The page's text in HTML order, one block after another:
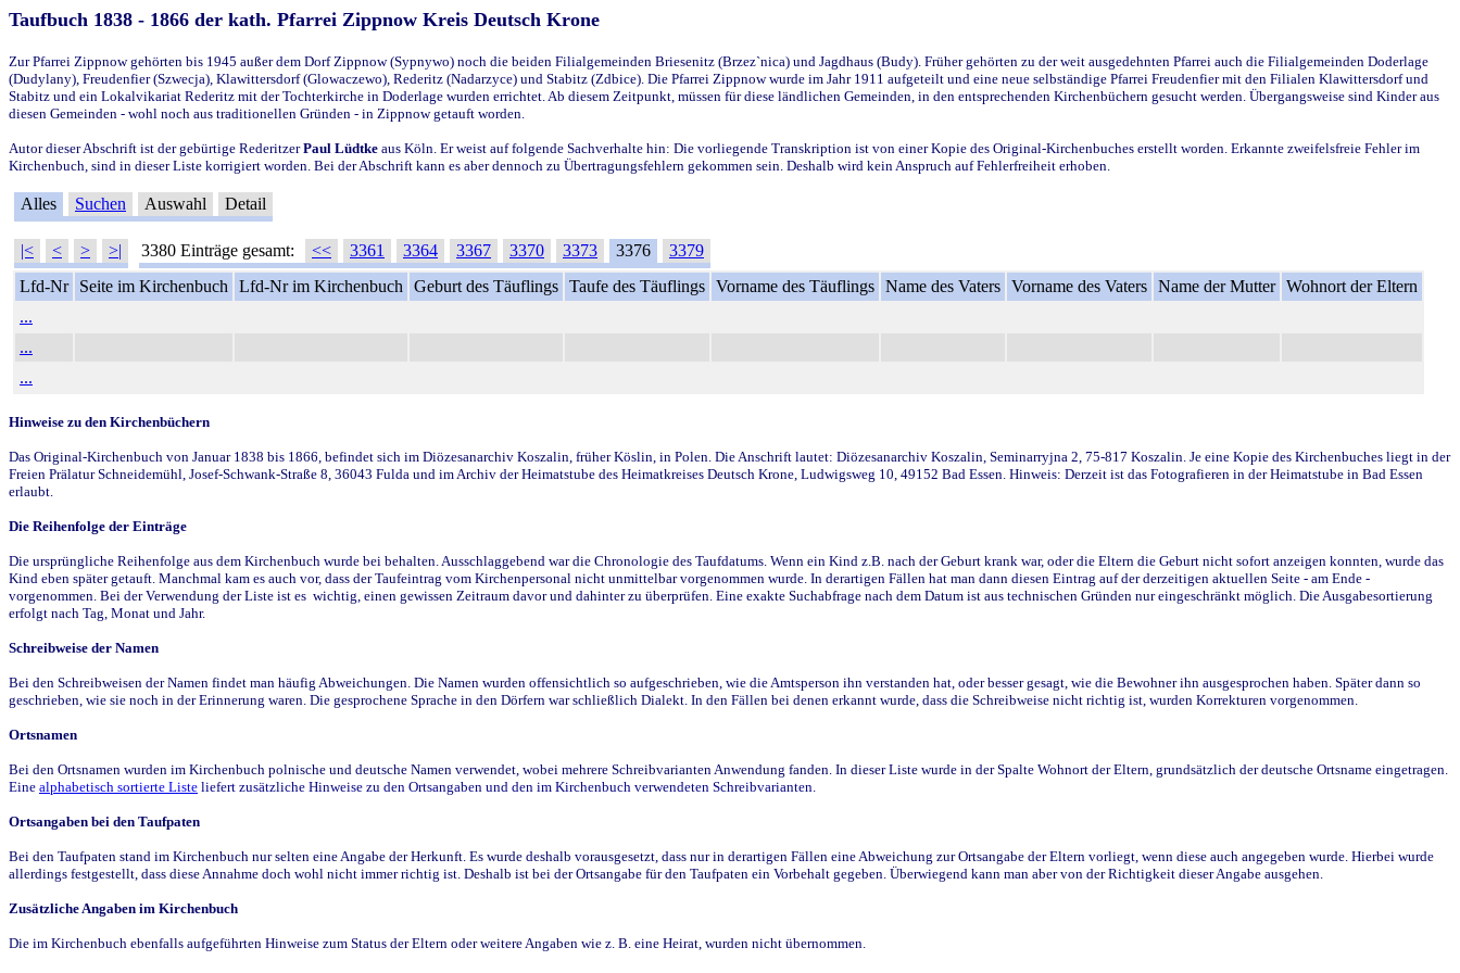
Taufbuch 1838 - 1866 der kath. Pfarrei Zippnow Kreis Deutsch Krone
Zur Pfarrei Zippnow gehörten bis 1945 außer dem Dorf Zippnow (Sypnywo) noch die beiden Filialgemeinden Briesenitz (Brzez`nica) und Jagdhaus (Budy). Früher gehörten zu der weit ausgedehnten Pfarrei auch die Filialgemeinden Doderlage
(Dudylany), Freudenfier (Szwecja), Klawittersdorf (Glowaczewo), Rederitz (Nadarzyce) und Stabitz (Zdbice). Die Pfarrei Zippnow wurde im Jahr 1911 aufgeteilt und eine neue selbständige Pfarrei Freudenfier mit den Filialen Klawittersdorf und
Stabitz und ein Lokalvikariat Rederitz mit der Tochterkirche in Doderlage wurden errichtet. Ab diesem Zeitpunkt, müssen für diese ländlichen Gemeinden, in den entsprechenden Kirchenbüchern gesucht werden. Übergangsweise sind Kinder aus
diesen Gemeinden - wohl noch aus traditionellen Gründen - in Zippnow getauft worden.
Autor dieser Abschrift ist der gebürtige RederitzerPaul Lüdtke aus Köln. Er weist auf folgende Sachverhalte hin: Die vorliegende Transkription ist von einer Kopie des Original-Kirchenbuches erstellt worden. Erkannte zweifelsfreie Fehler im
Kirchenbuch, sind in dieser Liste korrigiert worden. Bei der Abschrift kann es aber dennoch zu Übertragungsfehlern gekommen sein. Deshalb wird kein Anspruch auf Fehlerfreiheit erhoben.
Alles Suchen Auswahl Detail
|< < > >| 3380 Einträge gesamt: << 3361 3364 3367 3370 3373 3376
3379
Lfd-Nr
Seite im Kirchenbuch Lfd-Nr im Kirchenbuch Geburt des Täuflings Taufe des Täuflings Vorname des Täuflings Name des Vaters Vorname des Vaters Name der Mutter Wohnort der Eltern
...
...
...
Hinweise zu den Kirchenbüchern
Das Original-Kirchenbuch von Januar 1838 bis 1866, befindet sich im Diözesanarchiv Koszalin, früher Köslin, in Polen. Die Anschrift lautet: Diözesanarchiv Koszalin, Seminarryjna 2, 75-817 Koszalin. Je eine Kopie des Kirchenbuches liegt in der
Freien Prälatur Schneidemühl, Josef-Schwank-Straße 8, 36043 Fulda und im Archiv der Heimatstube des Heimatkreises Deutsch Krone, Ludwigsweg 10, 49152 Bad Essen. Hinweis: Derzeit ist das Fotografieren in der Heimatstube in Bad Essen
erlaubt.
Die Reihenfolge der Einträge
Die ursprüngliche Reihenfolge aus dem Kirchenbuch wurde bei behalten. Ausschlaggebend war die Chronologie des Taufdatums. Wenn ein Kind z.B. nach der Geburt krank war, oder die Eltern die Geburt nicht sofort anzeigen konnten, wurde das
Kind eben später getauft. Manchmal kam es auch vor, dass der Taufeintrag vom Kirchenpersonal nicht unmittelbar vorgenommen wurde. In derartigen Fällen hat man dann diesen Eintrag auf der derzeitigen aktuellen Seite - am Ende -
vorgenommen. Bei der Verwendung der Liste ist es wichtig, einen gewissen Zeitraum davor und dahinter zu überprüfen. Eine exakte Suchabfrage nach dem Datum ist aus technischen Gründen nur eingeschränkt möglich. Die Ausgabesortierung
erfolgt nach Tag, Monat und Jahr.
Schreibweise der Namen
Bei den Schreibweisen der Namen findet man häufig Abweichungen. Die Namen wurden offensichtlich so aufgeschrieben, wie die Amtsperson ihn verstanden hat, oder besser gesagt, wie die Bewohner ihn ausgesprochen haben. Später dann so
geschrieben, wie sie noch in der Erinnerung waren. Die gesprochene Sprache in den Dörfern war schließlich Dialekt. In den Fällen bei denen erkannt wurde, dass die Schreibweise nicht richtig ist, wurden Korrekturen vorgenommen.
Ortsnamen
Bei den Ortsnamen wurden im Kirchenbuch polnische und deutsche Namen verwendet, wobei mehrere Schreibvarianten Anwendung fanden. In dieser Liste wurde in der Spalte Wohnort der Eltern, grundsätzlich der deutsche Ortsname eingetragen.
Eine alphabetisch sortierte Liste liefert zusätzliche Hinweise zu den Ortsangaben und den im Kirchenbuch verwendeten Schreibvarianten.
Ortsangaben bei den Taufpaten
Bei den Taufpaten stand im Kirchenbuch nur selten eine Angabe der Herkunft. Es wurde deshalb vorausgesetzt, dass nur in derartigen Fällen eine Abweichung zur Ortsangabe der Eltern vorliegt, wenn diese auch angegeben wurde. Hierbei wurde
allerdings festgestellt, dass diese Annahme doch wohl nicht immer richtig ist. Deshalb ist bei der Ortsangabe für den Taufpaten ein Vorbehalt gegeben. Überwiegend kann man aber von der Richtigkeit dieser Angabe ausgehen.
Zusätzliche Angaben im Kirchenbuch
Die im Kirchenbuch ebenfalls aufgeführten Hinweise zum Status der Eltern oder weitere Angaben wie z. B. eine Heirat, wurden nicht übernommen.